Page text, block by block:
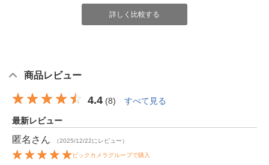
詳しく比較する
商品レビュー
4.4 (8) すべて見る
最新レビュー
匿名 さん （2025/12/22にレビュー）
ビックカメラグループで購入